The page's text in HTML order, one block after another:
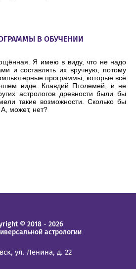
В ОБУЧЕНИИ
Я имею в виду, что не надо
и составлять их вручную, потому
программы, которые всё
виде. Клавдий Птолемей, и не
астрологов древности были бы
такие возможности. Сколько бы
может, нет?
© 2018 - 2026
астрологии
ул. Ленина, д. 22